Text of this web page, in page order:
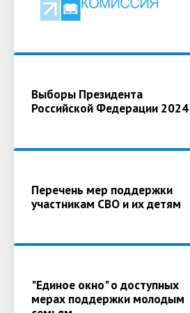
Выборы Президента
Российской Федерации 2024
Перечень мер поддержки
участникам СВО и их детям
"Единое окно" о доступных
мерах поддержки молодым